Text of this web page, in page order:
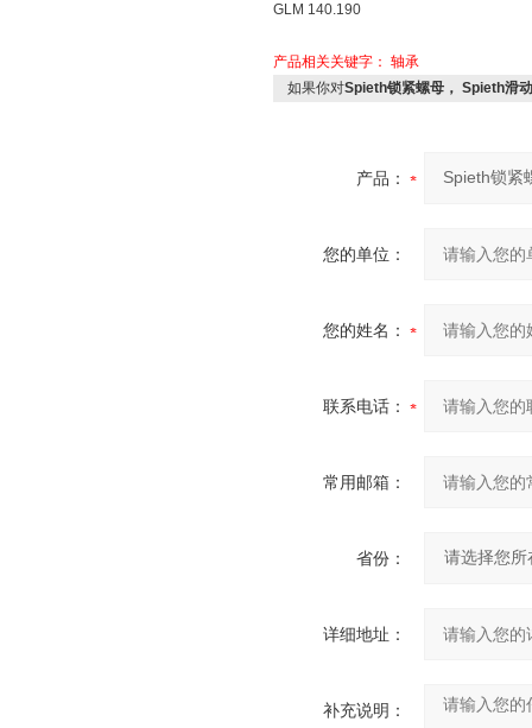
GLM 140.190
产品相关关键字： 轴承
如果你对Spieth锁紧螺母， Spieth滑
产品：
您的单位：
您的姓名：
联系电话：
常用邮箱：
省份：
详细地址：
补充说明：